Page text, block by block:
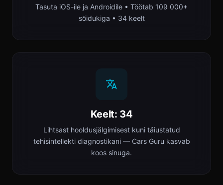
Tasuta iOS-ile ja Androidile • Töötab 109 000+
sõidukiga • 34 keelt
Keelt: 34
Lihtsast hooldusjälgimisest kuni täiustatud
tehisintellekti diagnostikani — Cars Guru kasvab
koos sinuga.